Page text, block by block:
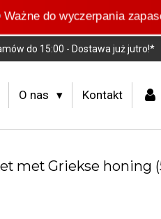
do wyczerpania
do 15:00 - Dostawa już jutro!*
O nas Kontakt
met Griekse honing